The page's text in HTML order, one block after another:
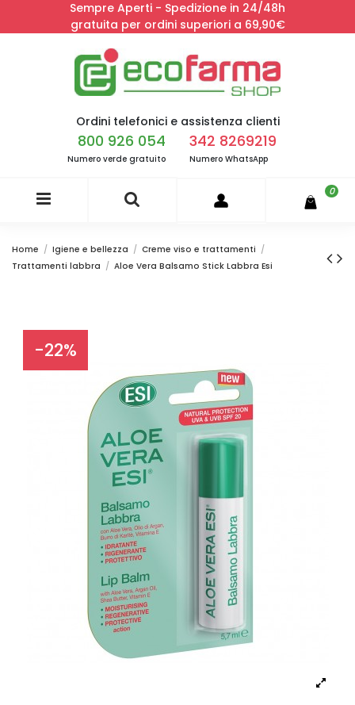
Sempre Aperti - Spedizione in 24/48h
gratuita per ordini superiori a 69,90€
Ordini telefonici e assistenza clienti
800 926 054
Numero verde gratuito
342 8269219
Numero WhatsApp
0
Home Igiene e bellezza
Creme viso e trattamenti
Trattamenti labbra
Aloe Vera Balsamo Stick Labbra Esi
-22%